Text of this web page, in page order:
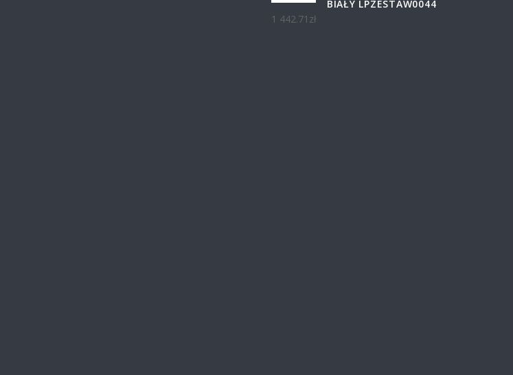
BIAŁY LPZESTAW0044
1 442.71 zł